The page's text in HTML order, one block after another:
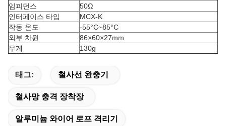
임피던스
50Ω
인터페이스 타입
MCX-K
작동 온도
-55°C~85°C
외부 차원
86×60×27mm
무게
130g
태그: 철사선 완충기
철사망 충격 장착장
알루미늄 와이어 로프 격리기